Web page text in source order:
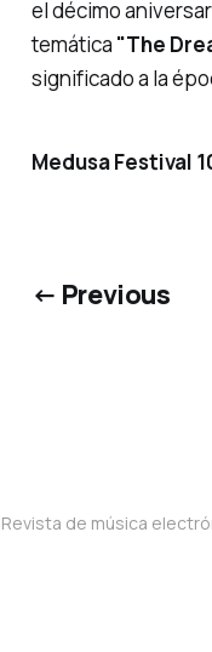
el décimo
temática "The
significado a la
Medusa Festival
← Previous
de música